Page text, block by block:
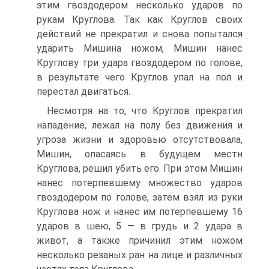
этим гвоздодером несколько ударов по
рукам Круглова. Так как Круглов своих
действий не прекратил и снова попытался
ударить Мишина ножом, Мишин нанес
Круглову три удара гвоздодером по голове,
в результате чего Круглов упал на пол и
перестал двигаться.
Несмотря на то, что Круглов прекратил
нападение, лежал на полу без движения и
угроза жизни и здоровью отсутствовала,
Мишин, опасаясь в будущем местн
Круглова, решил убить его. При этом Мишин
нанес потерпевшему множество ударов
гвоздодером по голове, затем взял из руки
Круглова нож и нанес им потерпевшему 16
ударов в шею, 5 — в грудь и 2 удара в
живот, а также причинил этим ножом
несколько резаных ран на лице и различных